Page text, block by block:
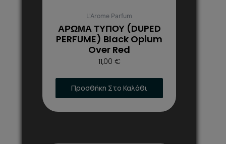
L'Arome Parfum
ΑΡΩΜΑ ΤΥΠΟΥ (DUPED
PERFUME) Black Opium
Over Red
11,00 €
Προσθήκη Στο Καλάθι
στη
σελίδα
του
προϊόντος